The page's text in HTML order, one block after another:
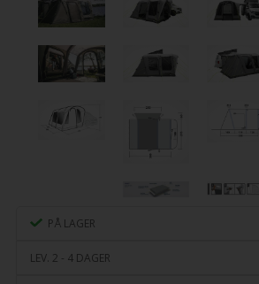
PÅ LAGER
LEV. 2 - 4 DAGER